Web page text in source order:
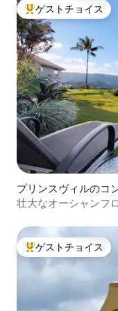
大好評のゲストチョ
ゲストチョイス
プリンスヴィルのコ
壮大なオーシャンフ
大好評のゲストチョ
ゲストチョイス